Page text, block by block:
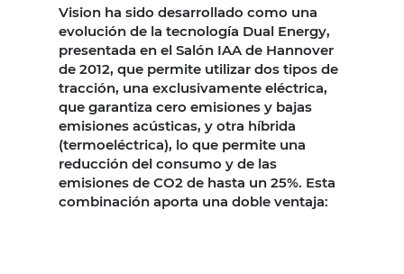
Vision ha sido desarrollado como una
evolución de la tecnología Dual Energy,
presentada en el Salón IAA de Hannover
de 2012, que permite utilizar dos tipos de
tracción, una exclusivamente eléctrica,
que garantiza cero emisiones y bajas
emisiones acústicas, y otra híbrida
(termoeléctrica), lo que permite una
reducción del consumo y de las
emisiones de CO2 de hasta un 25%. Esta
combinación aporta una doble ventaja: